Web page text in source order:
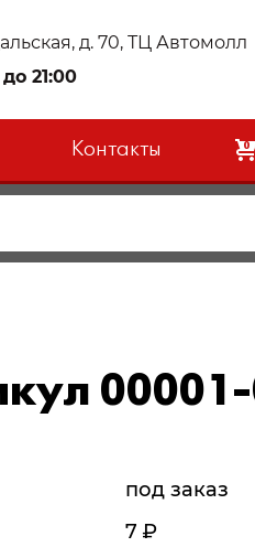
д. 70, ТЦ Автомолл
21:00
Контакты 0
под заказ
7 Р